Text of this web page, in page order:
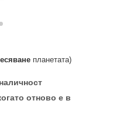
планетата)
отново е в